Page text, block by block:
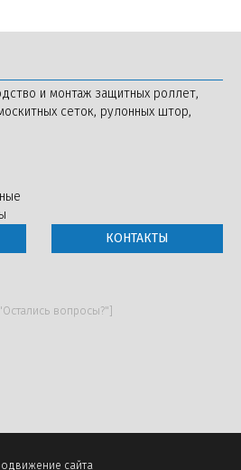
и монтаж защитных роллет,
сеток, рулонных штор,
КОНТАКТЫ
вопросы?"]
сайта